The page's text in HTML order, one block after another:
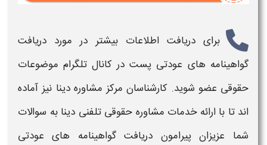
برای دریافت اطلاعات بیشتر در مورد دریافت
گواهینامه های عودتی پست در کانال تلگرام موضوعات
حقوقی عضو شوید. کارشناسان مرکز مشاوره دینا نیز آماده
اند تا با ارائه خدمات مشاوره حقوقی تلفنی دینا به سوالات
شما عزیزان پیرامون دریافت گواهینامه های عودتی